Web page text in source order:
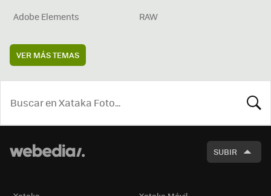
Adobe Elements
RAW
VER MÁS TEMAS
SUBIR